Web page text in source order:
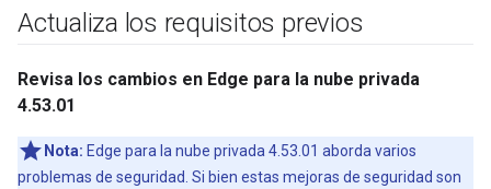
Actualiza los requisitos previos
Revisa los cambios en Edge para la nube privada
4.53.01
Nota: Edge para la nube privada 4.53.01 aborda varios
problemas de seguridad. Si bien estas mejoras de seguridad son